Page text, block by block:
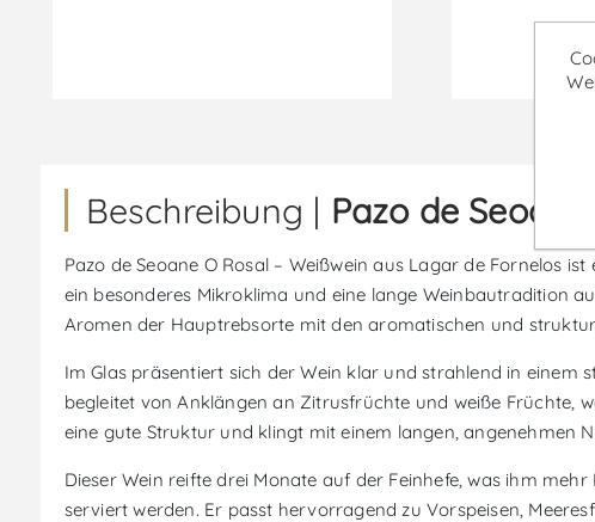
Beschreibung | Pazo de
Pazo de Seoane O Rosal – Weißwein aus Lagar de Fornelos
ein besonderes Mikroklima und eine lange Weinbautradition
Aromen der Hauptrebsorte mit den aromatischen und
Im Glas präsentiert sich der Wein klar und strahlend in
begleitet von Anklängen an Zitrusfrüchte und weiße Früchte,
eine gute Struktur und klingt mit einem langen, angenehmen
Dieser Wein reifte drei Monate auf der Feinhefe, was ihm
serviert werden. Er passt hervorragend zu Vorspeisen,